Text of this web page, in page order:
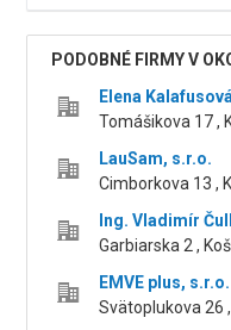
PODOBNÉ FIRMY V
Elena
Tomášikova 17 ,
LauSam, s.r.o.
Cimborkova 13 ,
Ing. Vladimír
Garbiarska 2 ,
EMVE plus, s.r.o.
Svätoplukova 26